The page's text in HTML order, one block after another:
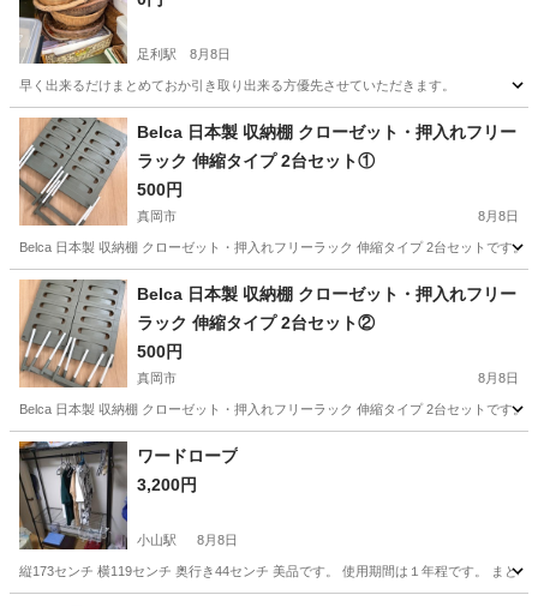
足利駅 8月8日
早く出来るだけまとめておか引き取り出来る方優先させていただきます。
栃木 足利市 足利駅 インテリア雑貨/小物 かご
Belca 日本製 収納棚 クローゼット・押入れフリー
ラック 伸縮タイプ 2台セット①
500円
真岡市 8月8日
Belca 日本製 収納棚 クローゼット・押入れフリーラック 伸縮タイプ 2台セットです
栃木 真岡市 収納家具
Belca 日本製 収納棚 クローゼット・押入れフリー
ラック 伸縮タイプ 2台セット②
500円
真岡市 8月8日
Belca 日本製 収納棚 クローゼット・押入れフリーラック 伸縮タイプ 2台セットです
栃木 真岡市 収納家具 Belca
ワードロープ
3,200円
小山駅 8月8日
縦173センチ 横119センチ 奥行き44センチ 美品です。 使用期間は１年程です。 まとめ